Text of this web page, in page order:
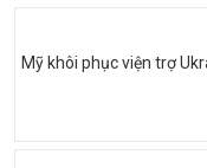
Mỹ khôi phục viện trợ